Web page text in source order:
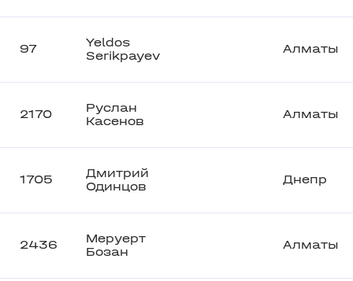
97
Yeldos
Serikpayev
Алматы
2170
Руслан
Касенов
Алматы
1705
Дмитрий
Одинцов
Днепр
2436
Меруерт
Бозан
Алматы